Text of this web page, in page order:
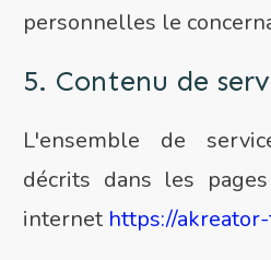
personnelles le
5. Contenu de
L'ensemble de
décrits dans les
internet https://